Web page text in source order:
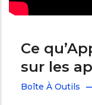
Ce
sur les
Boîte À Outils